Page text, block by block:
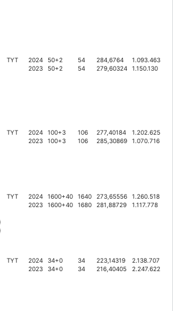
TYT
2024
2023
50+2
50+2
54
54
284,6764
279,60324
1.093.463
1.150.130
TYT
2024
2023
100+3
100+3
106
106
277,40184
285,30869
1.202.625
1.070.716
TYT
2024
2023
1600+40
1600+40
1640
1680
273,65556
281,88729
1.260.518
1.117.778
TYT
2024
2023
34+0
34+0
34
34
223,14319
216,40405
2.138.707
2.247.622